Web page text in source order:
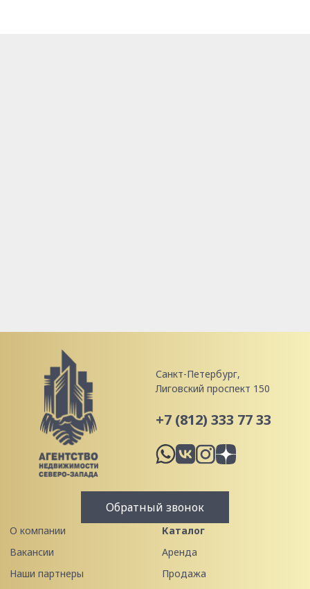
Санкт-Петербург,
Лиговский проспект 150
+7 (812) 333 77 33
Обратный звонок
О компании
Вакансии
Наши партнеры
Каталог
Аренда
Продажа